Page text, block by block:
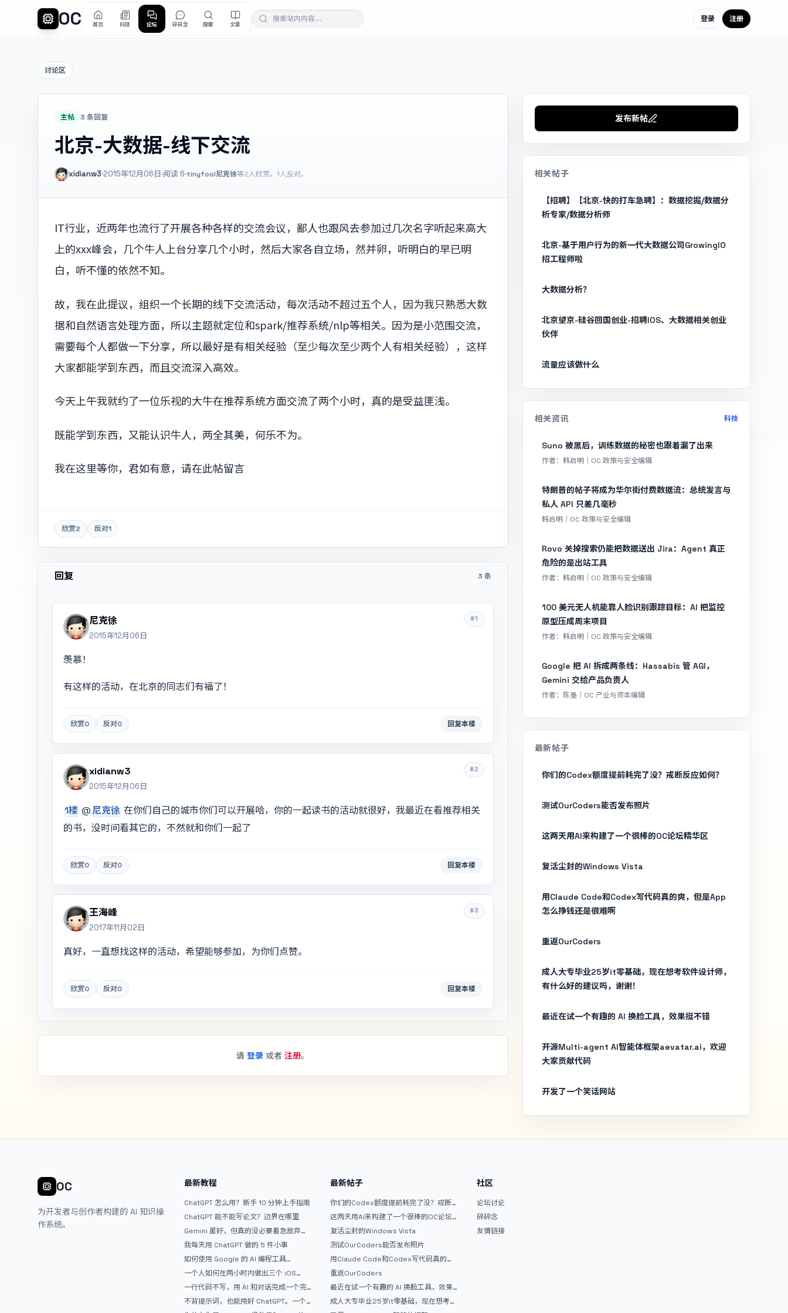
OC 首页 科技 论坛 碎碎念 搜索 文章
登录 注册
讨论区
主帖 3 条回复
北京-大数据-线下交流
xidianw3·2015年12月06日·阅读 6·tinyfool尼克徐等2人欣赏。 1人反对。
IT行业，近两年也流行了开展各种各样的交流会议，鄙人也跟风去参加过几次名字听起来高大
上的xxx峰会，几个牛人上台分享几个小时，然后大家各自立场，然并卵，听明白的早已明
白，听不懂的依然不知。
故，我在此提议，组织一个长期的线下交流活动，每次活动不超过五个人，因为我只熟悉大数
据和自然语言处理方面，所以主题就定位和spark/推荐系统/nlp等相关。因为是小范围交流，
需要每个人都做一下分享，所以最好是有相关经验（至少每次至少两个人有相关经验），这样
大家都能学到东西，而且交流深入高效。
今天上午我就约了一位乐视的大牛在推荐系统方面交流了两个小时，真的是受益匪浅。
既能学到东西，又能认识牛人，两全其美，何乐不为。
我在这里等你，君如有意，请在此帖留言
欣赏2 反对1
回复 3 条
#1
尼克徐
2015年12月06日
羡慕！
有这样的活动，在北京的同志们有福了！
欣赏0 反对0 回复本楼
#2
xidianw3
2015年12月06日
1楼 @尼克徐 在你们自己的城市你们可以开展哈，你的一起读书的活动就很好，我最近在看推荐相关
的书，没时间看其它的，不然就和你们一起了
欣赏0 反对0 回复本楼
#3
王海峰
2017年11月02日
真好，一直想找这样的活动，希望能够参加，为你们点赞。
欣赏0 反对0 回复本楼
请登录 或者注册。
发布新帖
相关帖子
【招聘】【北京-快的打车急聘】：数据挖掘/数据分
析专家/数据分析师
北京-基于用户行为的新一代大数据公司GrowingIO
招工程师啦
大数据分析？
北京望京-硅谷回国创业-招聘IOS、大数据相关创业
伙伴
流量应该做什么
相关资讯 科技
Suno 被黑后，训练数据的秘密也跟着漏了出来
作者：韩启明｜OC 政策与安全编辑
特朗普的帖子将成为华尔街付费数据流：总统发言与
私人 API 只差几毫秒
韩启明｜OC 政策与安全编辑
Rovo 关掉搜索仍能把数据送出 Jira：Agent 真正
危险的是出站工具
作者：韩启明｜OC 政策与安全编辑
100 美元无人机能靠人脸识别跟踪目标：AI 把监控
原型压成周末项目
作者：韩启明｜OC 政策与安全编辑
Google 把 AI 拆成两条线：Hassabis 管 AGI，
Gemini 交给产品负责人
作者：陈墨｜OC 产业与资本编辑
最新帖子
你们的Codex额度提前耗完了没？戒断反应如何？
测试OurCoders能否发布照片
这两天用AI来构建了一个很棒的OC论坛精华区
复活尘封的Windows Vista
用Claude Code和Codex写代码真的爽，但是App
怎么挣钱还是很难啊
重返OurCoders
成人大专毕业25岁it零基础，现在想考软件设计师，
有什么好的建议吗，谢谢！
最近在试一个有趣的 AI 换脸工具，效果挺不错
开源Multi-agent AI智能体框架aevatar.ai，欢迎
大家贡献代码
开发了一个笑话网站
OC
为开发者与创作者构建的 AI 知识操
作系统。
最新教程
ChatGPT 怎么用？新手 10 分钟上手指南
ChatGPT 能不能写论文？边界在哪里
Gemini 虽好，但真的没必要着急放弃
ChatGPT
我每天用 ChatGPT 做的 5 件小事
如何使用 Google 的 AI 编程工具
AntiGravity：独立开发者的新时代武器
一个人如何在两小时内做出三个 iOS
APP？｜AntiGravity + Gemini 3 实战完
整记录
一行代码不写，用 AI 和对话完成一个完
整网站：《图书天堂》实战记录
不背提示词，也能用好 ChatGPT。一个
万能提问模板
最新帖子
你们的Codex额度提前耗完了没？戒断
反应如何？
这两天用AI来构建了一个很棒的OC论坛
精华区
复活尘封的Windows Vista
测试OurCoders能否发布照片
用Claude Code和Codex写代码真的
爽，但是App怎么挣钱还是很难啊
重返OurCoders
最近在试一个有趣的 AI 换脸工具，效果
挺不错
成人大专毕业25岁it零基础，现在想考软
件设计师，有什么好的建议吗，谢谢！
社区
论坛讨论
碎碎念
友情链接